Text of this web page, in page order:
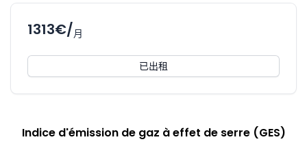
1313€/月
已出租
Indice d'émission de gaz à effet de serre (GES)